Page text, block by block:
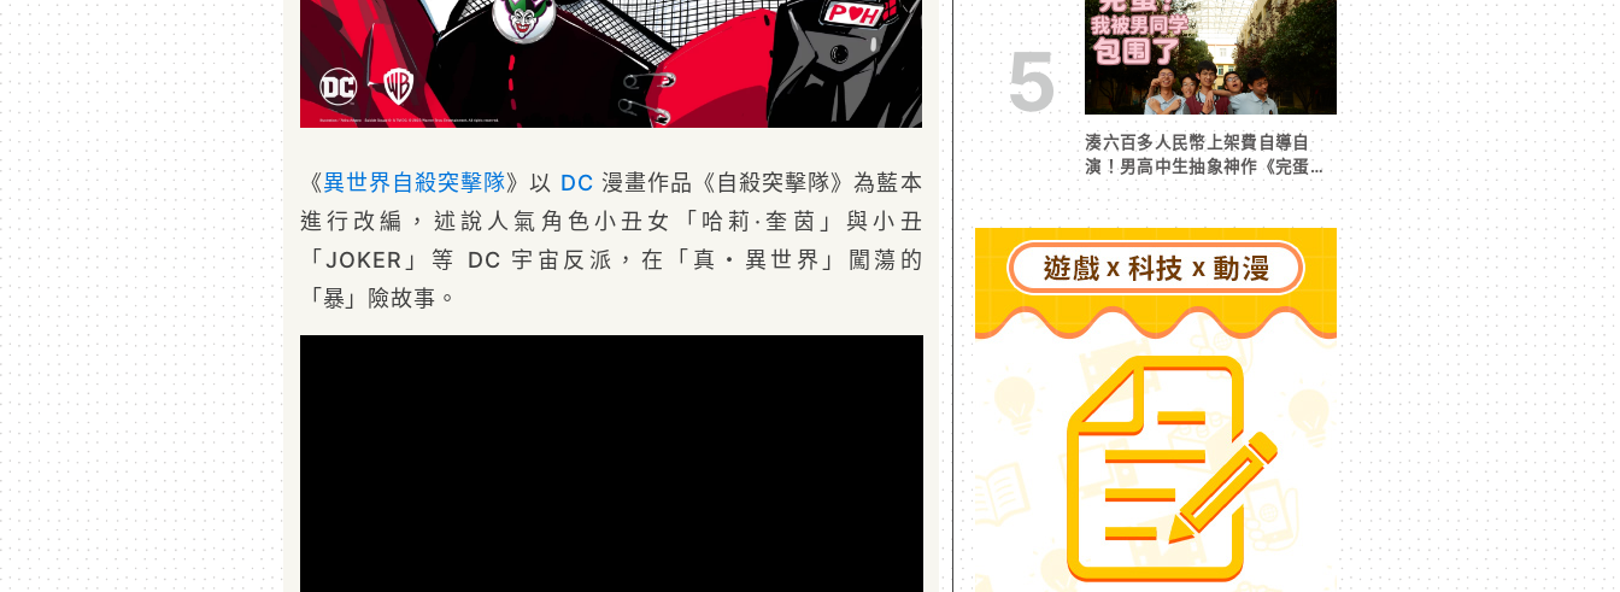
《異世界 自殺突擊隊》以 DC 漫畫作品《自殺突擊隊》為藍本
進行改編，述說人氣角色小丑女「哈莉·奎茵」與小丑
「JOKER」等 DC 宇宙反派，在「真・異世界」闖蕩的
「暴」險故事。
5
湊六百多人民幣上架費自導自
演！男高中生抽象神作《完蛋！
我被男同學包圍了》突然爆紅